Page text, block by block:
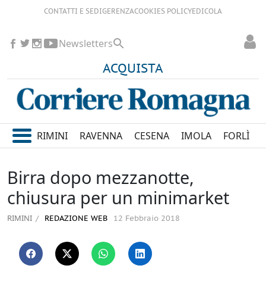
CONTATTI E SEDIGERENZACOOKIES POLICYEDICOLA
ACQUISTA
Newsletters
RIMINI RAVENNA CESENA IMOLA FORLÌ
Birra dopo mezzanotte,
chiusura per un minimarket
RIMINI REDAZIONE WEB 12 Febbraio 2018